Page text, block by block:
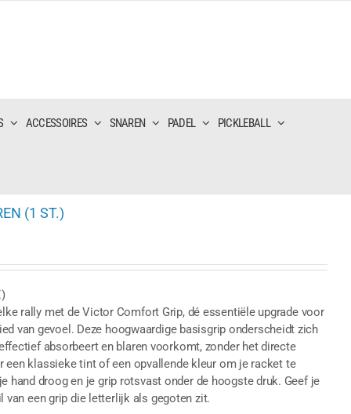
ACCESSOIRES SNAREN PADEL PICKLEBALL
(1 ST.)
rally met de Victor Comfort Grip, dé essentiële upgrade voor
van gevoel. Deze hoogwaardige basisgrip onderscheidt zich
absorbeert en blaren voorkomt, zonder het directe
klassieke tint of een opvallende kleur om je racket te
hand droog en je grip rotsvast onder de hoogste druk. Geef je
een grip die letterlijk als gegoten zit.